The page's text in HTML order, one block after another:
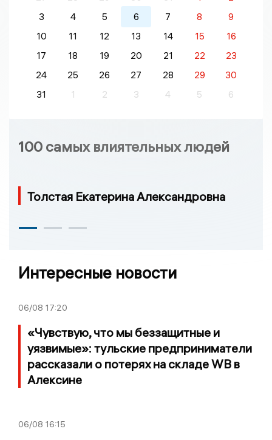
3
4 5 6 7 8
9
10
11 12 13 14 15
16
17
18 19 20 21 22
23
24
25 26 27 28 29
30
31
1 2 3 4 5 6
100 самых влиятельных людей
Толстая Екатерина Александровна
Интересные новости
06/08 17:20
«Чувствую, что мы беззащитные и
уязвимые»: тульские предприниматели
рассказали о потерях на складе WB в
Алексине
06/08 16:15